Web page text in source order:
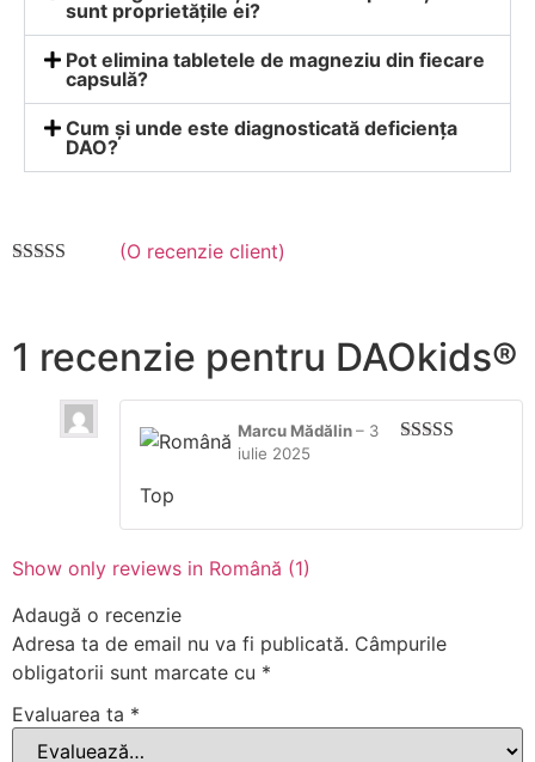
sunt proprietățile ei?
Pot elimina tabletele de magneziu din fiecare
capsulă?
Cum și unde este diagnosticată deficiența
DAO?
unei
singure
(O recenzie client)
1 recenzie pentru DAOkids®
Marcu Mădălin– 3
iulie 2025
Top
Show only reviews in Română (1)
Adaugă o recenzie
Adresa ta de email nu va fi publicată. Câmpurile
obligatorii sunt marcate cu *
Evaluarea ta *